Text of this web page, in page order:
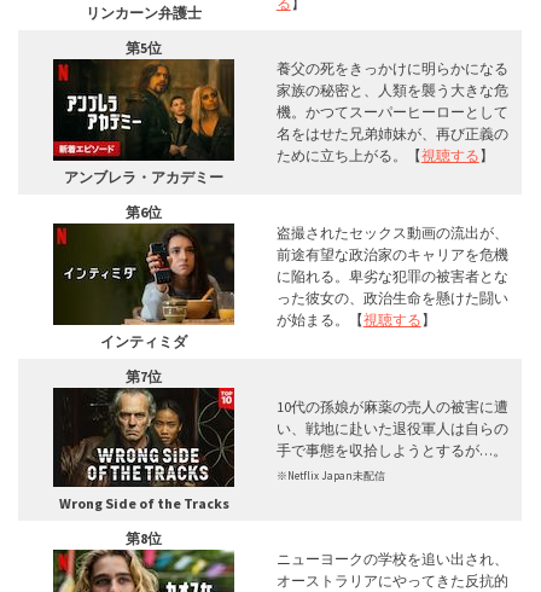
リンカーン弁護士
第5位
アンブレラ・アカデミー
養父の死をきっかけに明らかになる
家族の秘密と、人類を襲う大きな危
機。かつてスーパーヒーローとして
名をはせた兄弟姉妹が、再び正義の
ために立ち上がる。【視聴する】
第6位
インティミダ
盗撮されたセックス動画の流出が、
前途有望な政治家のキャリアを危機
に陥れる。卑劣な犯罪の被害者とな
った彼女の、政治生命を懸けた闘い
が始まる。【視聴する】
第7位
Wrong Side of the Tracks
10代の孫娘が麻薬の売人の被害に遭
い、戦地に赴いた退役軍人は自らの
手で事態を収拾しようとするが…。
※Netflix Japan未配信
第8位
ニューヨークの学校を追い出され、
オーストラリアにやってきた反抗的